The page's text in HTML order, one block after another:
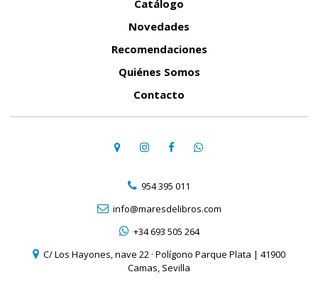
Catálogo
Novedades
Recomendaciones
Quiénes Somos
Contacto
954 395 011
info@maresdelibros.com
+34 693 505 264
C/ Los Hayones, nave 22 · Polígono Parque Plata | 41900
Camas, Sevilla